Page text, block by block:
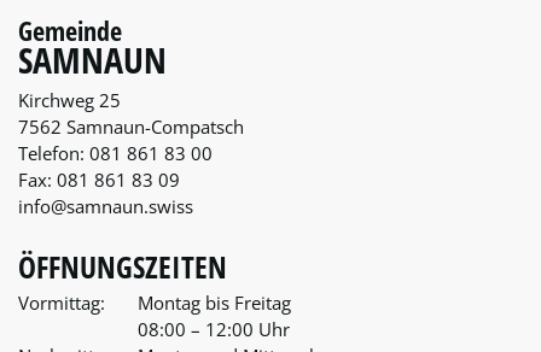
Gemeinde
SAMNAUN
Kirchweg 25
7562 Samnaun-Compatsch
Telefon: 081 861 83 00
Fax: 081 861 83 09
info@samnaun.swiss
ÖFFNUNGSZEITEN
Vormittag:
Montag bis Freitag
08:00 – 12:00 Uhr